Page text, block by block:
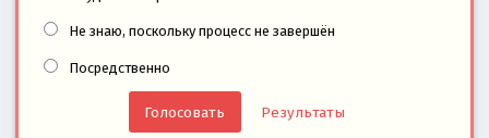
Не знаю, поскольку процесс не завершён
Посредственно
Результаты